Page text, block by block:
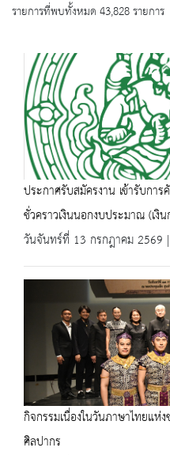
รายการที่พบทั้งหมด 43,828 รายการ
ประกาศรับสมัครงาน เข้ารับการ
ชั่วคราวเงินนอกงบประมาณ (เงิ
วันจันทร์ที่ 13 กรกฎาคม 2569
กิจกรรมเนื่องในวันภาษาไทยแ
ศิลปากร